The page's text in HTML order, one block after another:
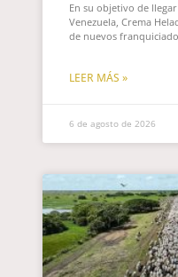
En su objetivo de
Venezuela, Crema
de nuevos
LEER MÁS »
6 de agosto de 2026